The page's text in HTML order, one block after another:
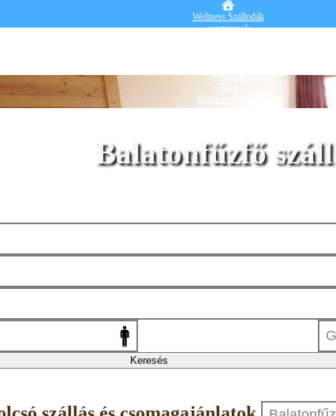
Wellness Szállodák
apartmanok
Nyaralók
Részletes kereső
Balatonfűzfő